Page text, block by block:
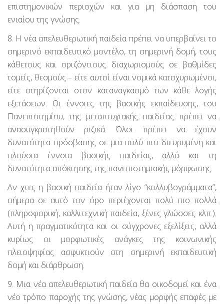
επιστημονικών περιοχών και για μη διάσπαση του
ενιαίου της γνώσης.
8. Η νέα απελευθερωτική παιδεία πρέπει να υπερβαίνει το
σημερινό εκπαιδευτικό μοντέλο, τη σημερινή δομή, τους
κάθετους και οριζόντιους διαχωρισμούς σε βαθμίδες
τομείς, θεσμούς – είτε αυτοί είναι νομικά κατοχυρωμένοι,
είτε στηρίζονται στον καταναγκασμό των κάθε λογής
εξετάσεων. Οι έννοιες της βασικής εκπαίδευσης, του
Πανεπιστημίου, της μεταπτυχιακής παιδείας πρέπει να
ανασυγκροτηθούν ριζικά. Όλοι πρέπει να έχουν
δυνατότητα πρόσβασης σε μια πολύ πιο διευρυμένη και
πλούσια έννοια βασικής παιδείας, αλλά και τη
δυνατότητα απόκτησης της πανεπιστημιακής μόρφωσης.
Αν χτες η βασική παιδεία ήταν λίγο “κολλυβογράμματα”,
σήμερα σε αυτό τον όρο περιέχονται πολύ πιο πολλά
(πληροφορική, καλλιτεχνική παιδεία, ξένες γλώσσες κλπ.).
Αυτή η πραγματικότητα και οι σύγχρονες εξελίξεις, αλλά
κυρίως οι μορφωτικές ανάγκες της κοινωνικής
πλειοψηφίας ασφυκτιούν στη σημερινή εκπαιδευτική
δομή και διάρθρωση.
9. Μια νέα απελευθερωτική παιδεία θα οικοδομεί και ένα
νέο τρόπο παροχής της γνώσης, νέας μορφής επαφές με